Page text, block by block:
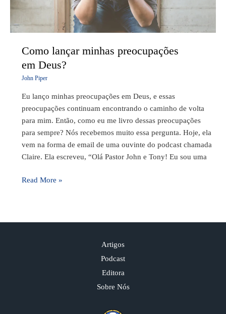
Como lançar minhas preocupações
em Deus?
John Piper
Eu lanço minhas preocupações em Deus, e essas
preocupações continuam encontrando o caminho de volta
para mim. Então, como eu me livro dessas preocupações
para sempre? Nós recebemos muito essa pergunta. Hoje, ela
vem na forma de email de uma ouvinte do podcast chamada
Claire. Ela escreveu, “Olá Pastor John e Tony! Eu sou uma
Read More »
Artigos
Podcast
Editora
Sobre Nós